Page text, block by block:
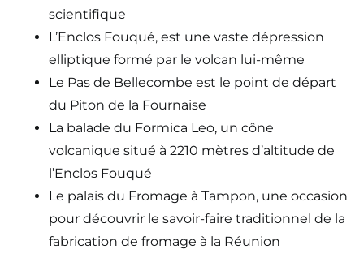
scientifique
L’Enclos Fouqué, est une vaste dépression
elliptique formé par le volcan lui-même
Le Pas de Bellecombe est le point de départ
du Piton de la Fournaise
La balade du Formica Leo, un cône
volcanique situé à 2210 mètres d’altitude de
l’Enclos Fouqué
Le palais du Fromage à Tampon, une occasion
pour découvrir le savoir-faire traditionnel de la
fabrication de fromage à la Réunion